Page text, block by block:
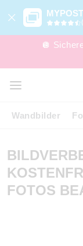
🪩
Wandbilder
FOTOS